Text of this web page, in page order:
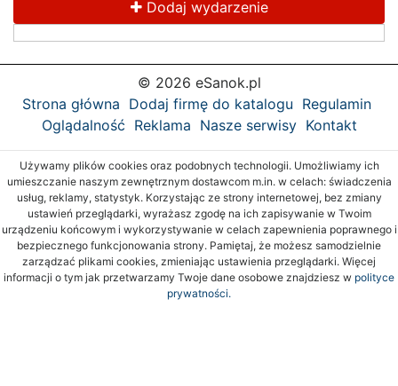
Dodaj wydarzenie
© 2026 eSanok.pl
Strona główna Dodaj firmę do katalogu Regulamin
Oglądalność Reklama Nasze serwisy Kontakt
Używamy plików cookies oraz podobnych technologii. Umożliwiamy ich
umieszczanie naszym zewnętrznym dostawcom m.in. w celach: świadczenia
usług, reklamy, statystyk. Korzystając ze strony internetowej, bez zmiany
ustawień przeglądarki, wyrażasz zgodę na ich zapisywanie w Twoim
urządzeniu końcowym i wykorzystywanie w celach zapewnienia poprawnego i
bezpiecznego funkcjonowania strony. Pamiętaj, że możesz samodzielnie
zarządzać plikami cookies, zmieniając ustawienia przeglądarki. Więcej
informacji o tym jak przetwarzamy Twoje dane osobowe znajdziesz w polityce
prywatności.